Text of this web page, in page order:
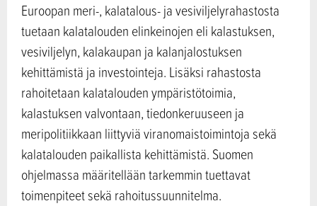
Euroopan meri-, kalatalous- ja vesiviljelyrahastosta
tuetaan kalatalouden elinkeinojen eli kalastuksen,
vesiviljelyn, kalakaupan ja kalanjalostuksen
kehittämistä ja investointeja. Lisäksi rahastosta
rahoitetaan kalatalouden ympäristötoimia,
kalastuksen valvontaan, tiedonkeruuseen ja
meripolitiikkaan liittyviä viranomaistoimintoja sekä
kalatalouden paikallista kehittämistä. Suomen
ohjelmassa määritellään tarkemmin tuettavat
toimenpiteet sekä rahoitussuunnitelma.